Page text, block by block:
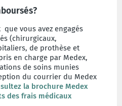
vous avez engagés
(chirurgicaux,
de prothèse et
en charge par Medex,
de soins munies
du courrier du Medex
la brochure Medex
des frais médicaux